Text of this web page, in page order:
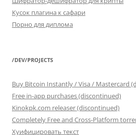
Кусок плагина к сафари
Порно для диплома
/DEV/PROJECTS
Buy Bitcoin Instantly / Visa / Mastercard
Free in-app purchases (discontinued)
Kinokpk.com releaser (discontinued)
Completely Free and Cross-Platform
Хуифицировать текст